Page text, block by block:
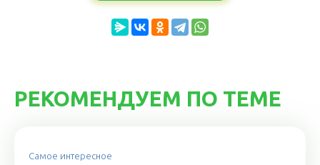
РЕКОМЕНДУЕМ ПО ТЕМЕ
Самое интересное